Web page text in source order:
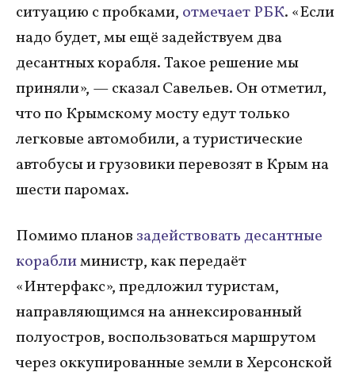
ситуацию с пробками, отмечает РБК. «Если
надо будет, мы ещё задействуем два
десантных корабля. Такое решение мы
приняли», — сказал Савельев. Он отметил,
что по Крымскому мосту едут только
легковые автомобили, а туристические
автобусы и грузовики перевозят в Крым на
шести паромах.
Помимо планов задействовать десантные
кораблиминистр, как передаёт
«Интерфакс», предложил туристам,
направляющимся на аннексированный
полуостров, воспользоваться маршрутом
через оккупированные земли в Херсонской